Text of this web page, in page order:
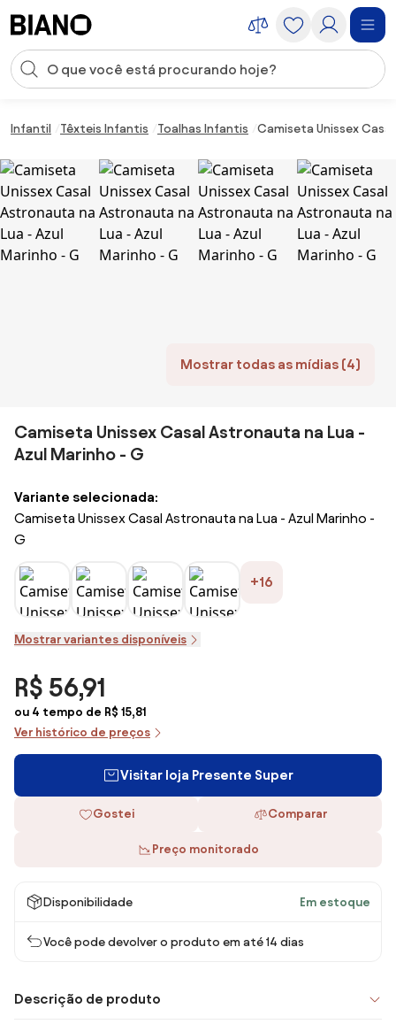
Entrada de pesquisa
Infantil Têxteis Infantis Toalhas Infantis Camiseta Unissex
Mostrar todas as mídias (4)
Camiseta Unissex Casal Astronauta na Lua -
Azul Marinho - G
Variante selecionada:
Camiseta Unissex Casal Astronauta na Lua - Azul Marinho -
G
+16
Mostrar variantes disponíveis
R$ 56,91
ou 4 tempo de R$ 15,81
Ver histórico de preços
Visitar loja Presente Super
Gostei Comparar
Preço monitorado
Disponibilidade Em estoque
Você pode devolver o produto em até 14 dias
Descrição de produto